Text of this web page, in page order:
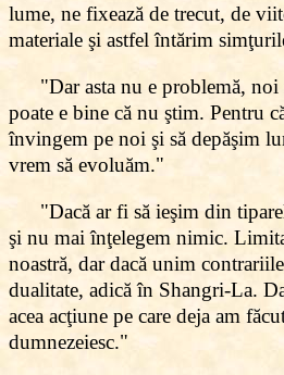
lume, ne fixează de trecut, de
materiale şi astfel întărim
"Dar asta nu e problemă,
poate e bine că nu ştim. Pentru
învingem pe noi şi să depăşim
vrem să evoluăm."
"Dacă ar fi să ieşim din
şi nu mai înţelegem nimic.
noastră, dar dacă unim
dualitate, adică în Shangri-La.
acea acţiune pe care deja am
dumnezeiesc."